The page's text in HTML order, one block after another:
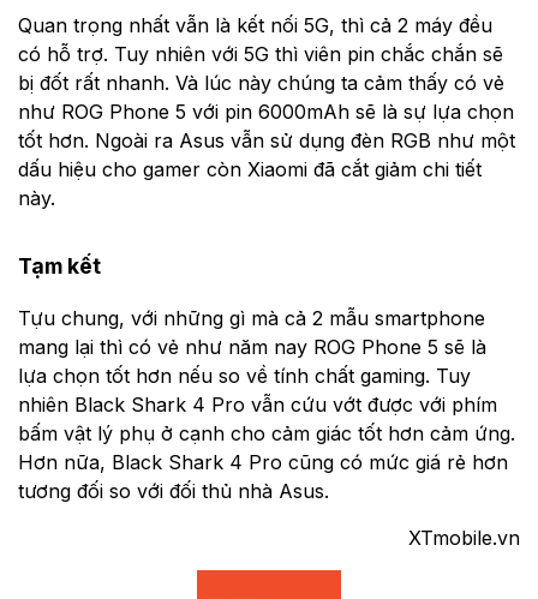
Quan trọng nhất vẫn là kết nối 5G, thì cả 2 máy đều
có hỗ trợ. Tuy nhiên với 5G thì viên pin chắc chắn sẽ
bị đốt rất nhanh. Và lúc này chúng ta cảm thấy có vẻ
như ROG Phone 5 với pin 6000mAh sẽ là sự lựa chọn
tốt hơn. Ngoài ra Asus vẫn sử dụng đèn RGB như một
dấu hiệu cho gamer còn Xiaomi đã cắt giảm chi tiết
này.
Tạm kết
Tựu chung, với những gì mà cả 2 mẫu smartphone
mang lại thì có vẻ như năm nay ROG Phone 5 sẽ là
lựa chọn tốt hơn nếu so về tính chất gaming. Tuy
nhiên Black Shark 4 Pro vẫn cứu vớt được với phím
bấm vật lý phụ ở cạnh cho cảm giác tốt hơn cảm ứng.
Hơn nữa, Black Shark 4 Pro cũng có mức giá rẻ hơn
tương đối so với đối thủ nhà Asus.
XTmobile.vn